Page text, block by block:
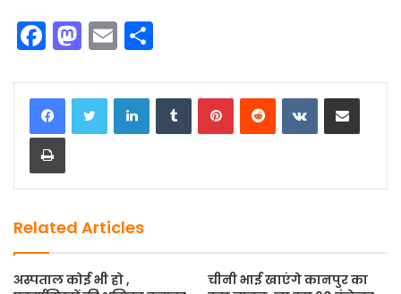
F
a
c
e
b
o
k
M
a
st
o
o
E
m
ai ar
e
LinkedInTumblrPinterestReddit VKontakteShare via Email
Print
Related Articles
अस्पताल कोई भी हो ,
चीनी भाई खाएंगे कानपुर का